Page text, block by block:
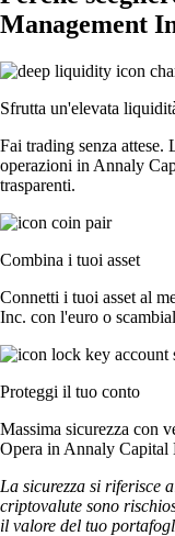
Management
Sfrutta un'elevata
Fai trading senza attese.
operazioni in Annaly
trasparenti.
Combina i tuoi asset
Connetti i tuoi asset al
Inc. con l'euro o
Proteggi il tuo conto
Massima sicurezza con
Opera in Annaly Capital
La sicurezza si riferisce
criptovalute sono
il valore del tuo